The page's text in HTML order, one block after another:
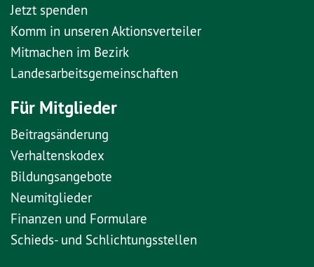
Jetzt spenden
Komm in unseren Aktionsverteiler
Mitmachen im Bezirk
Landesarbeitsgemeinschaften
Für Mitglieder
Beitragsänderung
Verhaltenskodex
Bildungsangebote
Neumitglieder
Finanzen und Formulare
Schieds- und Schlichtungsstellen